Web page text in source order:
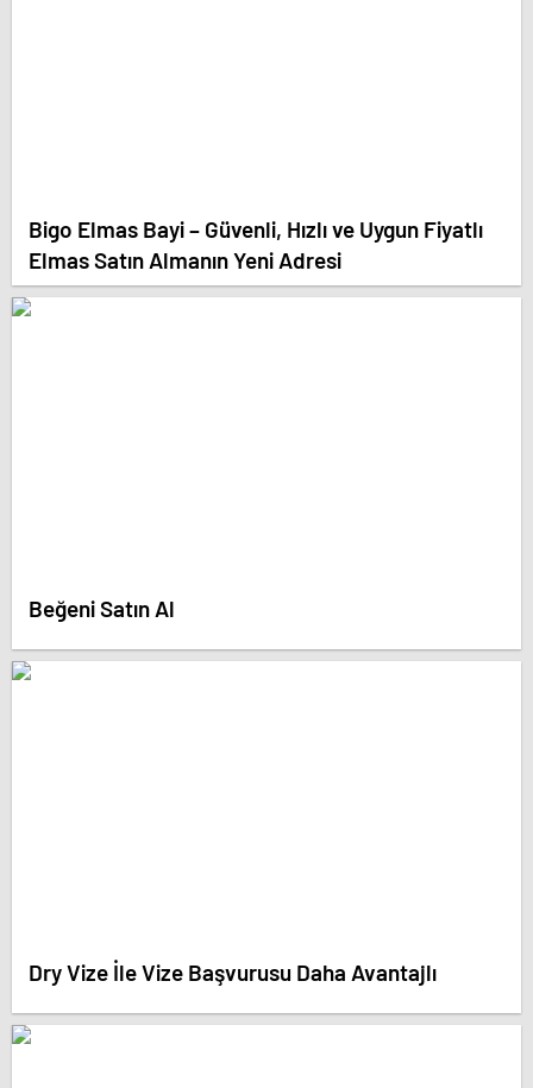
Bigo Elmas Bayi – Güvenli, Hızlı ve Uygun Fiyatlı
Elmas Satın Almanın Yeni Adresi
Beğeni Satın Al
Dry Vize İle Vize Başvurusu Daha Avantajlı